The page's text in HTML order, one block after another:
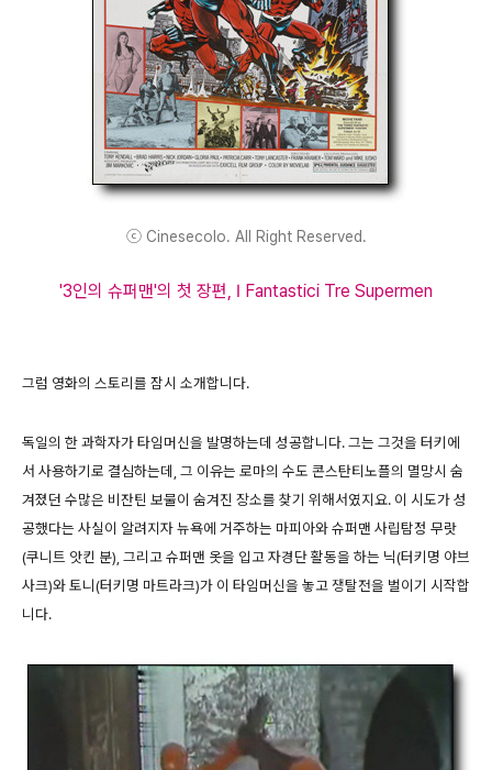
ⓒ Cinesecolo. All Right Reserved.
'3인의 슈퍼맨'의 첫 장편, I Fantastici Tre Supermen
그럼 영화의 스토리를 잠시 소개합니다.
독일의 한 과학자가 타임머신을 발명하는데 성공합니다. 그는 그것을 터키에
서 사용하기로 결심하는데, 그 이유는 로마의 수도 콘스탄티노플의 멸망시 숨
겨졌던 수많은 비잔틴 보물이 숨겨진 장소를 찾기 위해서였지요. 이 시도가 성
공했다는 사실이 알려지자 뉴욕에 거주하는 마피아와 슈퍼맨 사립탐정 무랏
(쿠니트 앗킨 분), 그리고 슈퍼맨 옷을 입고 자경단 활동을 하는 닉(터키명 야브
사크)와 토니(터키명 마트라크)가 이 타임머신을 놓고 쟁탈전을 벌이기 시작합
니다.